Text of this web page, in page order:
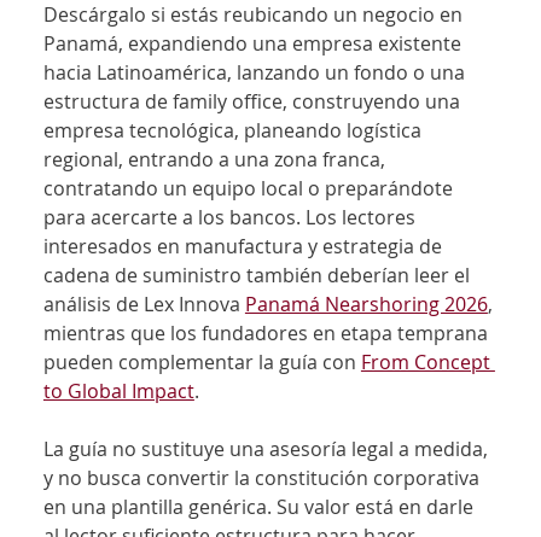
Descárgalo si estás reubicando un negocio en
Panamá, expandiendo una empresa existente
hacia Latinoamérica, lanzando un fondo o una
estructura de family office, construyendo una
empresa tecnológica, planeando logística
regional, entrando a una zona franca,
contratando un equipo local o preparándote
para acercarte a los bancos. Los lectores
interesados en manufactura y estrategia de
cadena de suministro también deberían leer el
análisis de Lex Innova Panamá Nearshoring 2026,
mientras que los fundadores en etapa temprana
pueden complementar la guía con From Concept
to Global Impact.
La guía no sustituye una asesoría legal a medida,
y no busca convertir la constitución corporativa
en una plantilla genérica. Su valor está en darle